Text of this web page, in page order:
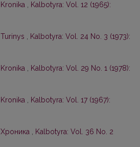
Kronika
Kalbotyra: Vol. 12 (1965):
Turinys
Kalbotyra: Vol. 24 No. 3 (1973):
Kronika
Kalbotyra: Vol. 29 No. 1 (1978):
Kronika
Kalbotyra: Vol. 17 (1967):
Хроника
Kalbotyra: Vol. 36 No. 2